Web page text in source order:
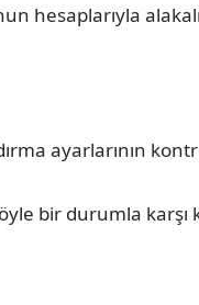
hesaplarıyla
ayarlarının
durumla karşı